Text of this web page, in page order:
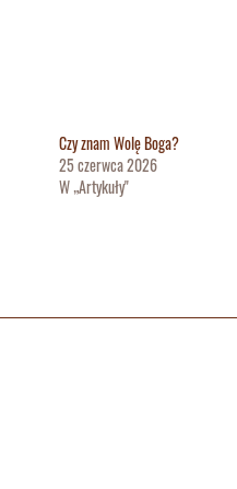
Czy znam Wolę Boga?
25 czerwca 2026
W „Artykuły"